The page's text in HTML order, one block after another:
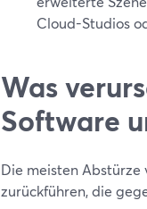
Cloud-Studios
Was
Software
Die meisten Abstürze
zurückführen, die